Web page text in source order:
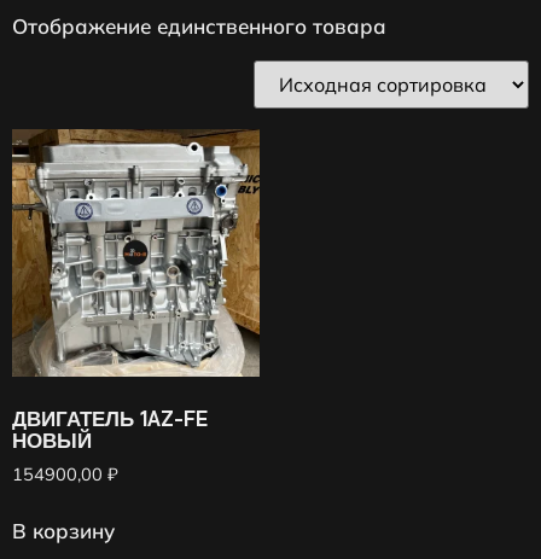
Отображение единственного товара
ДВИГАТЕЛЬ 1AZ-FE
НОВЫЙ
154900,00 ₽
В корзину